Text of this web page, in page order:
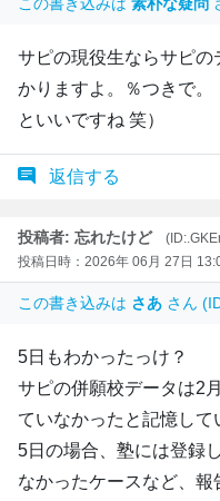
サピの現役生ならサピ
かりますよ。％つきで。
といいですね 笑）
返信する
投稿者: 忘れたけど
投稿日時：2026年 06月 27日
この書き込みは さあ さん
5日もわかったっけ？
サピの併願校データは2
ていなかったと記憶して
5日の場合、塾には登録
なかったケースなど、